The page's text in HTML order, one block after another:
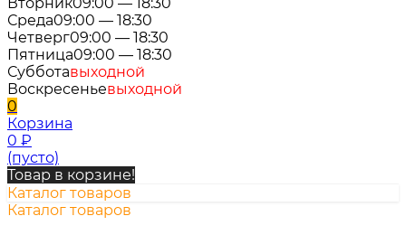
Среда09:00 — 18:30
Четверг09:00 — 18:30
Пятница09:00 — 18:30
Субботавыходной
Воскресеньевыходной
0
Корзина
0 ₽
(пусто)
Товар в корзине!
Каталог товаров
Каталог товаров